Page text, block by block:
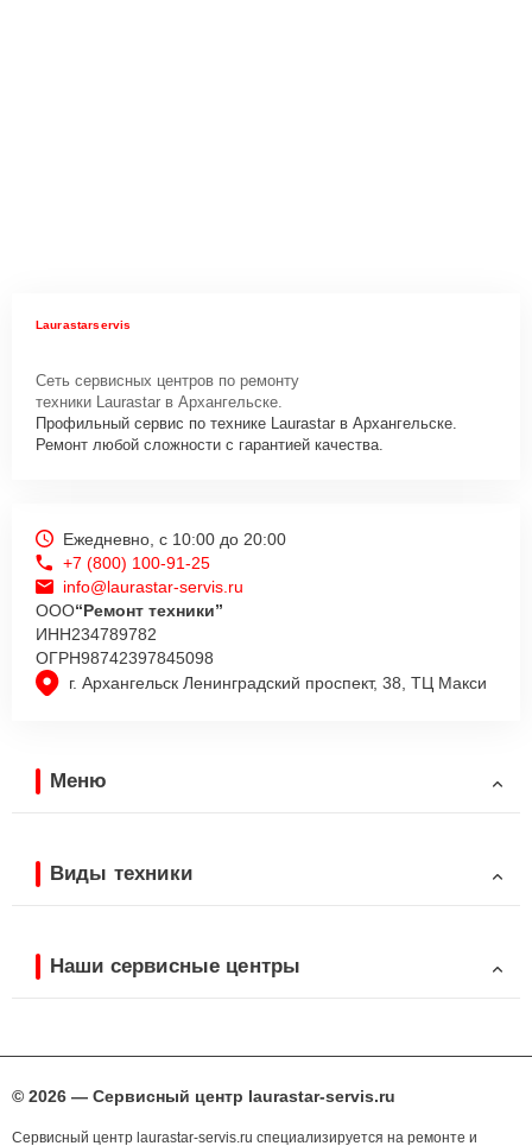
Laurastarservis
Сеть сервисных центров по ремонту
техники Laurastar в Архангельске.
Профильный сервис по технике Laurastar в Архангельске.
Ремонт любой сложности с гарантией качества.
г. Архангельск Ленинградский проспект, 38, ТЦ Макси
Ежедневно, с 10:00 до 20:00
+7 (800) 100-91-25
info@laurastar-servis.ru
ООО“Ремонт техники”
ИНН234789782
ОГРН98742397845098
Меню
Виды техники
Наши сервисные центры
© 2026 — Сервисный центр laurastar-servis.ru
Сервисный центр laurastar-servis.ru специализируется на ремонте и